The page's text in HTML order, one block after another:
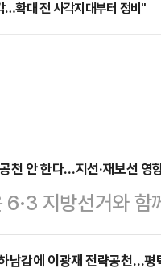
…확대 전 사각지대부터 정비"
천 안 한다…지선·재보선 영
6·3 지방선거와
공천하지 않기로
지역 재보궐선거
남갑에 이광재 전략공천…평